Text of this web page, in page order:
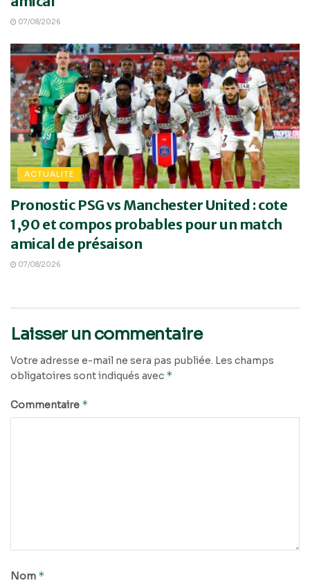
07/08/2026
ACTUALITE
Pronostic PSG vs Manchester United : cote
1,90 et compos probables pour un match
amical de présaison
07/08/2026
Laisser un commentaire
Votre adresse e-mail ne sera pas publiée. Les champs
obligatoires sont indiqués avec *
Commentaire *
Nom *